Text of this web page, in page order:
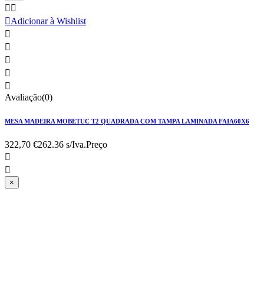
 
Adicionar à Wishlist





Avaliação(0)
MESA MADEIRA MOBETUC T2 QUADRADA COM TAMPA LAMINADA FAIA60X6
322,70 €262.36 s/Iva.Preço


×